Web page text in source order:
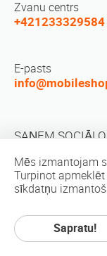
Zvanu centrs
+421233329584
E-pasts
SAŅEM SOCIĀLO
Autortiesības © 2010-
Mēs izmantojam
Turpinot
sīkdatņu
Sapratu!